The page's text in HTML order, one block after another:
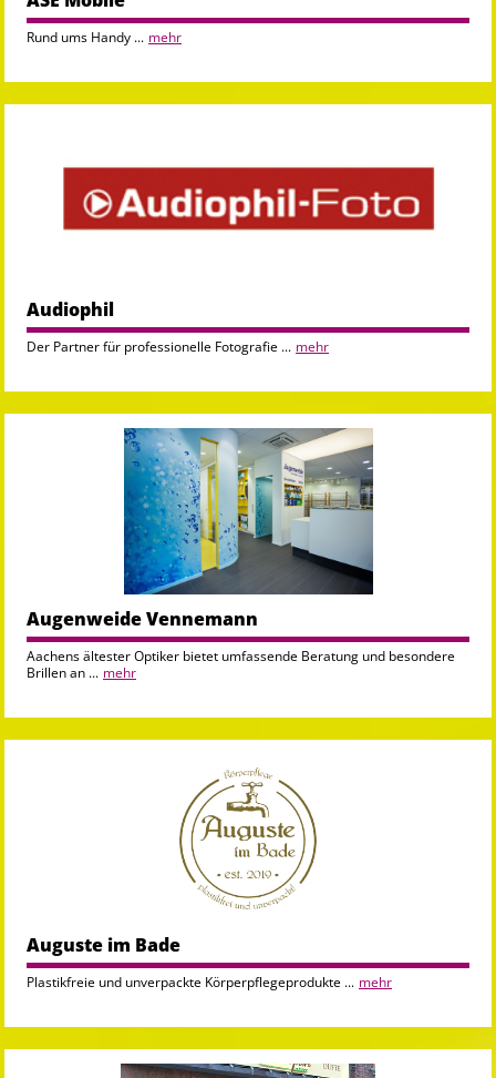
Rund ums Handy ... mehr
Audiophil
Der Partner für professionelle Fotografie ... mehr
Augenweide Vennemann
Aachens ältester Optiker bietet umfassende Beratung und besondere
Brillen an ... mehr
Auguste im Bade
Plastikfreie und unverpackte Körperpflegeprodukte ... mehr